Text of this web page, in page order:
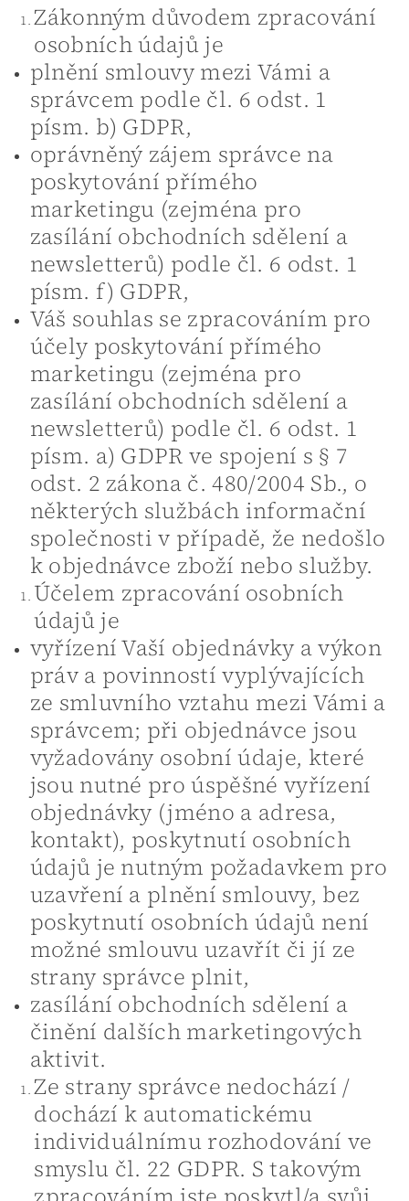
Zákonným důvodem zpracování
osobních údajů je
plnění smlouvy mezi Vámi a
správcem podle čl. 6 odst. 1
písm. b) GDPR,
oprávněný zájem správce na
poskytování přímého
marketingu (zejména pro
zasílání obchodních sdělení a
newsletterů) podle čl. 6 odst. 1
písm. f) GDPR,
Váš souhlas se zpracováním pro
účely poskytování přímého
marketingu (zejména pro
zasílání obchodních sdělení a
newsletterů) podle čl. 6 odst. 1
písm. a) GDPR ve spojení s § 7
odst. 2 zákona č. 480/2004 Sb., o
některých službách informační
společnosti v případě, že nedošlo
k objednávce zboží nebo služby.
Účelem zpracování osobních
údajů je
vyřízení Vaší objednávky a výkon
práv a povinností vyplývajících
ze smluvního vztahu mezi Vámi a
správcem; při objednávce jsou
vyžadovány osobní údaje, které
jsou nutné pro úspěšné vyřízení
objednávky (jméno a adresa,
kontakt), poskytnutí osobních
údajů je nutným požadavkem pro
uzavření a plnění smlouvy, bez
poskytnutí osobních údajů není
možné smlouvu uzavřít či jí ze
strany správce plnit,
zasílání obchodních sdělení a
činění dalších marketingových
aktivit.
Ze strany správce nedochází /
dochází k automatickému
individuálnímu rozhodování ve
smyslu čl. 22 GDPR. S takovým